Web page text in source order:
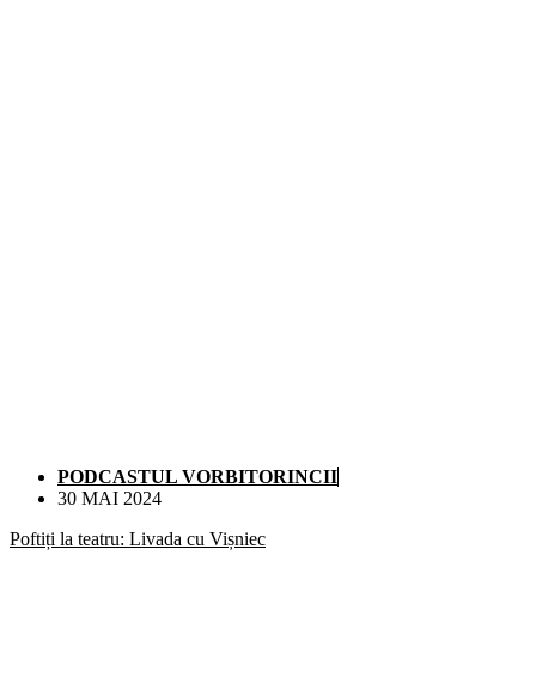
PODCASTUL VORBITORINCII
30 MAI 2024
Poftiți la teatru: Livada cu Vișniec